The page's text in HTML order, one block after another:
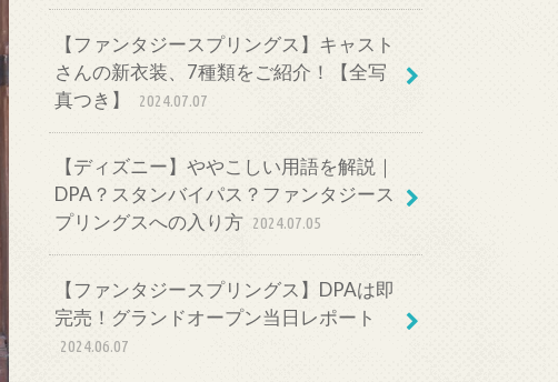
【ファンタジースプリングス】キャスト
さんの新衣装、7種類をご紹介！【全写
真つき】
2024.07.07
【ディズニー】ややこしい用語を解説｜
DPA？スタンバイパス？ファンタジース
プリングスへの入り方 2024.07.05
【ファンタジースプリングス】DPAは即
完売！グランドオープン当日レポート
2024.06.07